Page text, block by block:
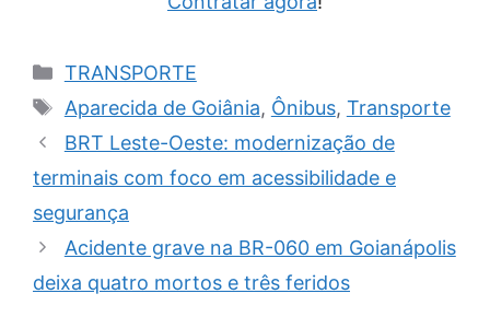
Categorias
TRANSPORTE
Tags
Aparecida de Goiânia, Ônibus, Transporte
BRT Leste-Oeste: modernização de
terminais com foco em acessibilidade e
segurança
Acidente grave na BR-060 em Goianápolis
deixa quatro mortos e três feridos